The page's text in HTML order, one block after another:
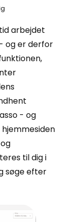
arbejdet
og er derfor
- og
til dig i
søge efter